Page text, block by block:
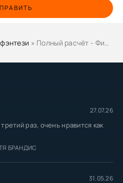
27.07.26
раз, очень нравится как
БРАНДИС
31.05.26
» Полный расчёт - Филип Дик